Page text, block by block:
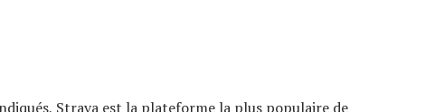
Strava est la plateforme la plus populaire de